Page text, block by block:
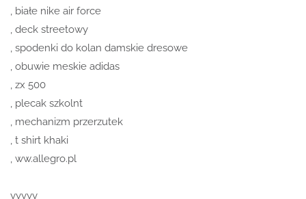
, białe nike air force
, deck streetowy
, spodenki do kolan damskie dresowe
, obuwie meskie adidas
, zx 500
, plecak szkolnt
, mechanizm przerzutek
, t shirt khaki
, ww.allegro.pl
yyyyy